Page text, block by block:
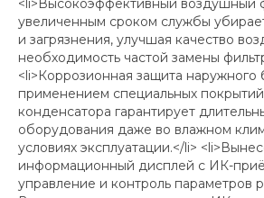
<li>Высокоэффективный воздушный
увеличенным сроком службы
и загрязнения, улучшая качество
необходимость частой замены
<li>Коррозионная защита наружного
применением специальных
конденсатора гарантирует
оборудования даже во влажном
условиях эксплуатации.</li>
информационный дисплей с ИК-
управление и контроль параметров